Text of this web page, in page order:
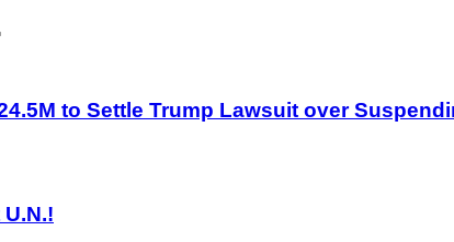
to Settle Trump Lawsuit over